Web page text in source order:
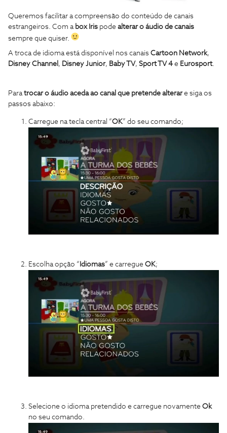
Queremos facilitar a compreensão do conteúdo de canais
estrangeiros. Com a box Iris pode alterar o áudio de canais
sempre que quiser.
A troca de idioma está disponível nos canais Cartoon Network,
Disney Channel , Disney Junior, Baby TV, Sport TV 4 e Eurosport.
Paratrocar o áudio aceda ao canal que pretende alterare siga os
passos abaixo:
Carregue na tecla central “OK” do seu comando;
Escolha opção “ Idiomas” e carregue OK;
Selecione o idioma pretendido e carregue novamente Ok
no seu comando.